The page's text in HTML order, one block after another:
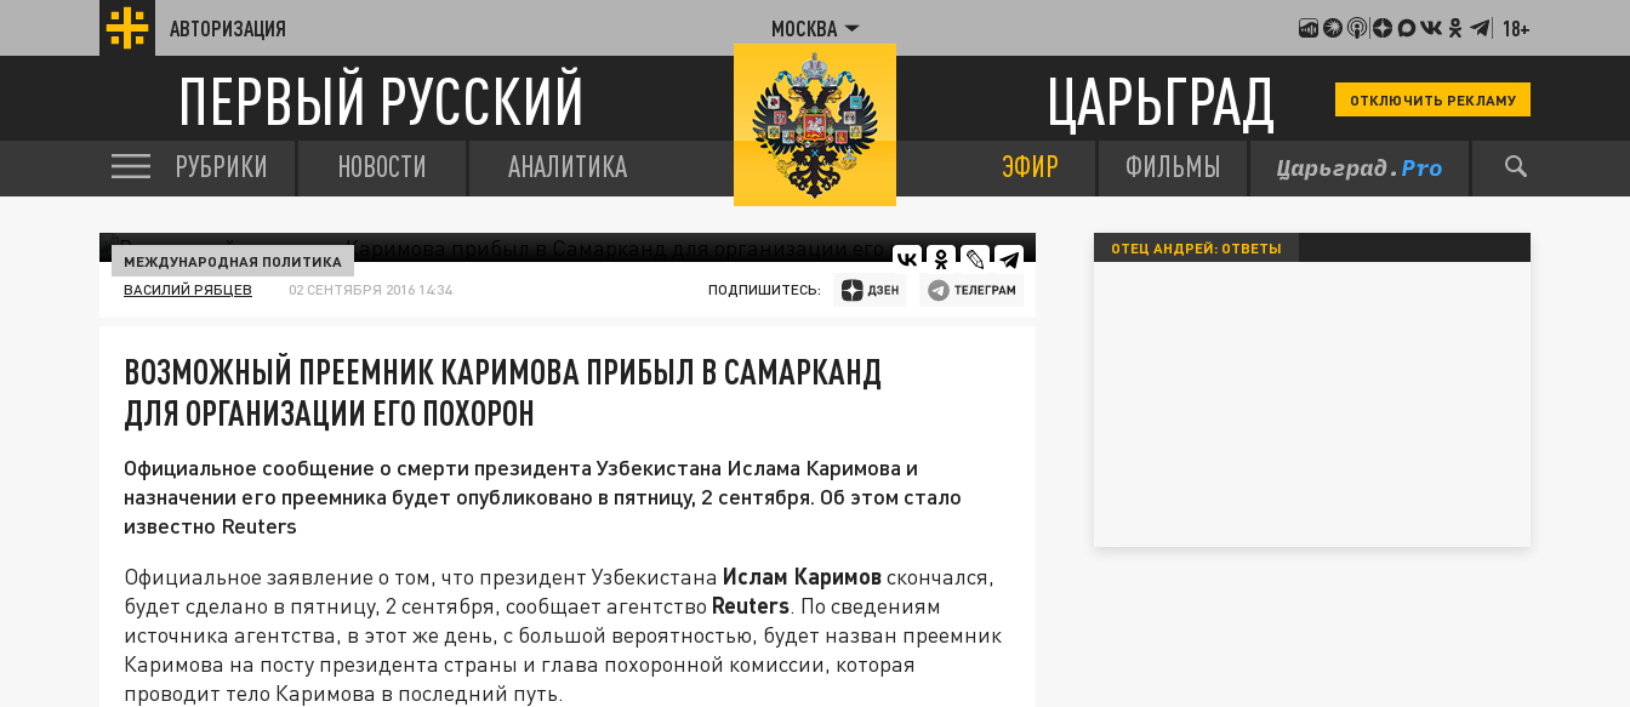
АВТОРИЗАЦИЯ МОСКВА 18+
ПЕРВЫЙ РУССКИЙ ЦАРЬГРАД ОТКЛЮЧИТЬ РЕКЛАМУ
РУБРИКИ НОВОСТИ АНАЛИТИКА ЭФИР ФИЛЬМЫ
МЕЖДУНАРОДНАЯ ПОЛИТИКА
ВАСИЛИЙ РЯБЦЕВ 02 СЕНТЯБРЯ 2016 14:34 ПОДПИШИТЕСЬ:
ВОЗМОЖНЫЙ ПРЕЕМНИК КАРИМОВА ПРИБЫЛ В САМАРКАНД
ДЛЯ ОРГАНИЗАЦИИ ЕГО ПОХОРОН
Официальное сообщение о смерти президента Узбекистана Ислама Каримова и
назначении его преемника будет опубликовано в пятницу, 2 сентября. Об этом стало
известно Reuters
Официальное заявление о том, что президент Узбекистана Ислам Каримовскончался,
будет сделано в пятницу, 2 сентября, сообщает агентство Reuters. По сведениям
источника агентства, в этот же день, с большой вероятностью, будет назван преемник
Каримова на посту президента страны и глава похоронной комиссии, которая
проводит тело Каримова в последний путь.
ОТЕЦ АНДРЕЙ: ОТВЕТЫ